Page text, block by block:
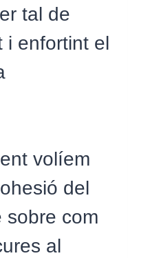
tal de
i enfortint el
volíem
del
sobre com
al